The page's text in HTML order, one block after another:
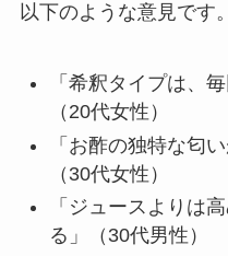
以下のような意見です。
「希釈タイプは、
（20代女性）
「お酢の独特な匂
（30代女性）
「ジュースよりは
る」（30代男性）